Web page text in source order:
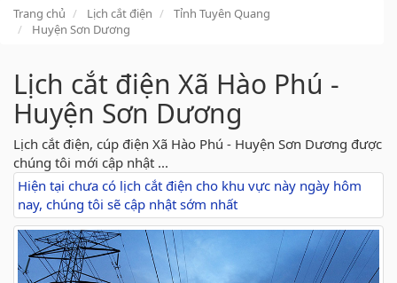
Trang chủ Lịch cắt điện
Tỉnh Tuyên Quang
Huyện Sơn Dương
Lịch cắt điện Xã Hào Phú -
Huyện Sơn Dương
Lịch cắt điện, cúp điện Xã Hào Phú - Huyện Sơn Dương được
chúng tôi mới cập nhật ...
Hiện tại chưa có lịch cắt điện cho khu vực này ngày hôm
nay, chúng tôi sẽ cập nhật sớm nhất